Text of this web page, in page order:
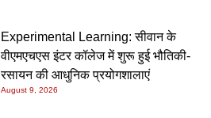
Experimental Learning: सीवान के
वीएमएचएस इंटर कॉलेज में शुरू हुई भौतिकी-
रसायन की आधुनिक प्रयोगशालाएं
August 9, 2026